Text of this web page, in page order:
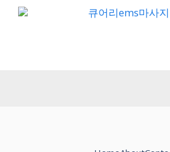
큐어리ems마사